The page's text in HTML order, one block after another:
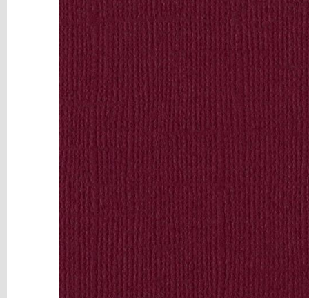
Mediums
Máquinas
Vinilos
REBAJAS
Novedades
NAVIDAD
Papelería
Herramientas
3D
Liquidación
Scrapbooking
Resinas